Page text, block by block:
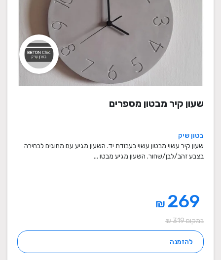
שעון קיר מבטון מספרים
בטון שיק
שעון קיר עשוי מבטון עשוי בעבודת יד. השעון מגיע עם מחוגים לבחירה
בצבע זהב/לבן/שחור. השעון מגיע מבטו ...
₪
במקום 319 ₪
להזמנה